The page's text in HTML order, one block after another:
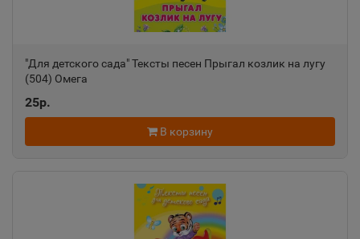
"Для детского сада" Тексты песен Прыгал козлик на лугу
(504) Омега
25р.
В корзину